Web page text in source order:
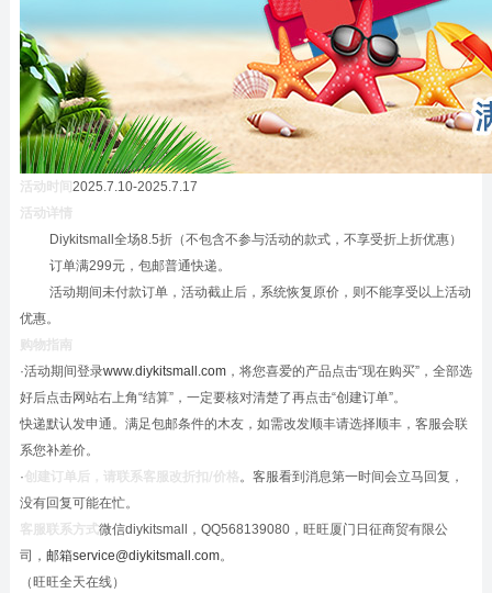
活动时间 2025.7.10-2025.7.17
活动详情
Diykitsmall全场8.5折（不包含不参与活动的款式，不享受折上折优惠）
订单满299元，包邮普通快递。
活动期间未付款订单，活动截止后，系统恢复原价，则不能享受以上活动
优惠。
购物指南
·活动期间登录www.diykitsmall.com，将您喜爱的产品点击“现在购买”，全部选
好后点击网站右上角“结算”，一定要核对清楚了再点击“创建订单”。
快递默认发申通。满足包邮条件的木友，如需改发顺丰请选择顺丰，客服会联
系您补差价。
·创建订单后，请联系客服改折扣 /价格。客服看到消息第一时间会立马回复，
没有回复可能在忙。
客服联系方式微信diykitsmall，QQ568139080，旺旺厦门日征商贸有限公
司， 邮箱service@diykitsmall.com。
（旺旺全天在线）